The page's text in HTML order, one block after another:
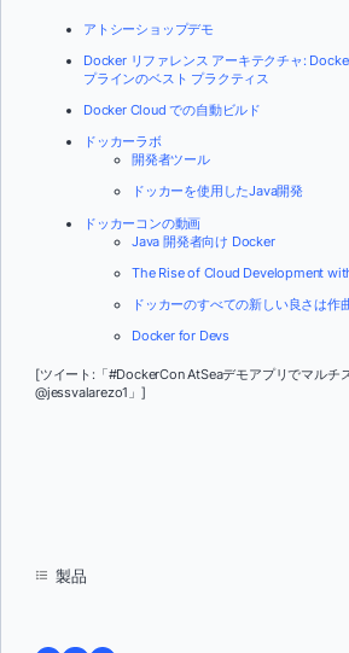
アトシーショップデモ
Docker リファレンス アーキテクチャ:
プラインのベスト プラクティス
Docker Cloud での自動ビルド
ドッカーラボ
開発者ツール
ドッカーを使用したJava開発
ドッカーコンの動画
Java 開発者向け Docker
The Rise of Cloud Development
ドッカーのすべての新しい良さは作
Docker for Devs
[ツイート:「#DockerCon AtSeaデモアプリでマルチ
@jessvalarezo1」]
製品